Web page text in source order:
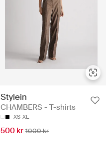
Stylein
CHAMBERS - T-shirts
XS XL
500 kr 1000 kr